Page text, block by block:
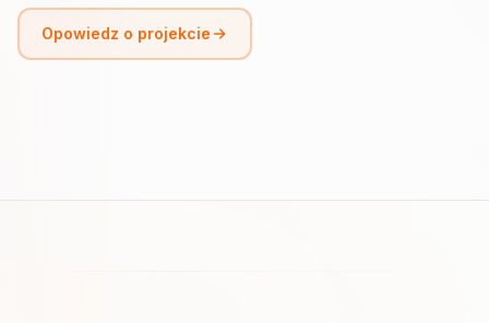
Opowiedz o projekcie